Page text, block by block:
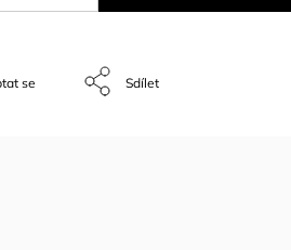
se Sdílet